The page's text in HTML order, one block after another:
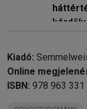
életmód
3.1.7.
a
Kiadó:
Online
ISBN: 978 963 331